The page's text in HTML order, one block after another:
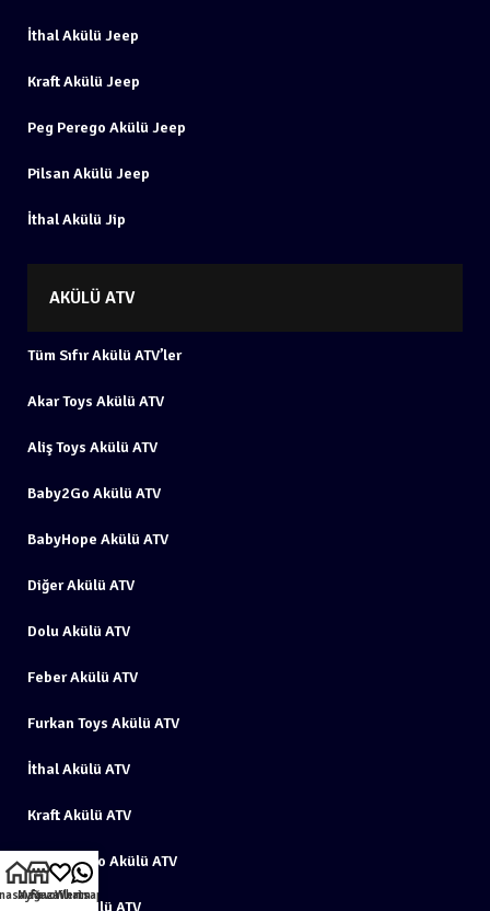
İthal Akülü Jeep
Kraft Akülü Jeep
Peg Perego Akülü Jeep
Pilsan Akülü Jeep
İthal Akülü Jip
AKÜLÜ ATV
Tüm Sıfır Akülü ATV’ler
Akar Toys Akülü ATV
Aliş Toys Akülü ATV
Baby2Go Akülü ATV
BabyHope Akülü ATV
Diğer Akülü ATV
Dolu Akülü ATV
Feber Akülü ATV
Furkan Toys Akülü ATV
İthal Akülü ATV
Kraft Akülü ATV
Peg Perego Akülü ATV
Pilsan Akülü ATV
Mağaza
Favorilerim
Whatsapp